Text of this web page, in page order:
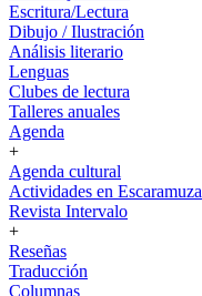
Escritura/Lectura
Dibujo / Ilustración
Análisis literario
Lenguas
Clubes de lectura
Talleres anuales
Agenda
+
Agenda cultural
Actividades en Escaramuza
Revista Intervalo
+
Reseñas
Traducción
Columnas